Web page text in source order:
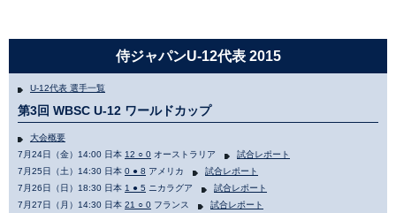
侍ジャパンU-12代表 2015
U-12代表 選手一覧
第3回 WBSC U-12 ワールドカップ
大会概要
7月24日（金）14:00 日本 12 ○ 0 オーストラリア
試合レポート
7月25日（土）14:30 日本 0 ● 8 アメリカ
試合レポート
7月26日（日）18:30 日本 1 ● 5 ニカラグア
試合レポート
7月27日（月）14:30 日本 21 ○ 0 フランス
試合レポート